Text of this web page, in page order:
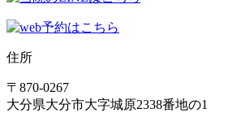
住所
〒870-0267
大分県大分市大字城原2338番地の1